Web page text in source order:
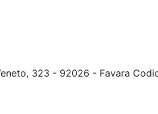
323 - 92026 - Favara